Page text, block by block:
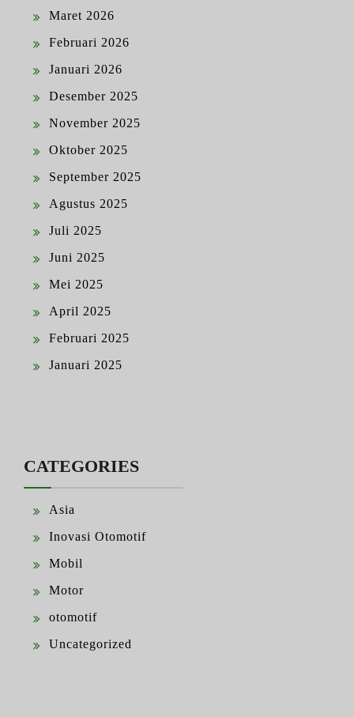
Maret 2026
Februari 2026
Januari 2026
Desember 2025
November 2025
Oktober 2025
September 2025
Agustus 2025
Juli 2025
Juni 2025
Mei 2025
April 2025
Februari 2025
Januari 2025
CATEGORIES
Asia
Inovasi Otomotif
Mobil
Motor
otomotif
Uncategorized